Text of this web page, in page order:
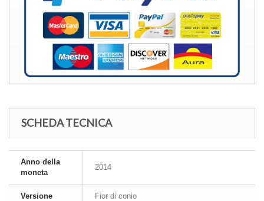
SCHEDA TECNICA
Anno della
moneta
2014
Versione Fior di conio